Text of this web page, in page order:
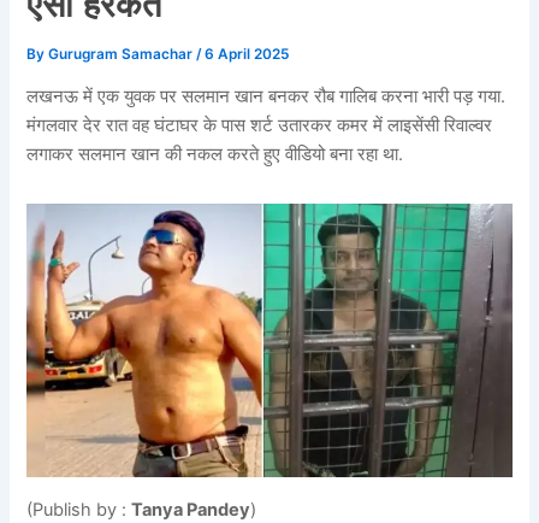
ByGurugram Samachar /6 April 2025
लखनऊ में एक युवक पर सलमान खान बनकर रौब गालिब करना भारी पड़ गया.
मंगलवार देर रात वह घंटाघर के पास शर्ट उतारकर कमर में लाइसेंसी रिवाल्वर
लगाकर सलमान खान की नकल करते हुए वीडियो बना रहा था.
(Publish by :Tanya Pandey)